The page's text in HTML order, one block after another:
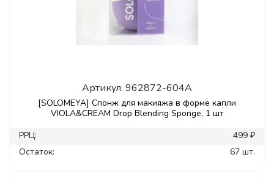
Артикул. 962872-604A
[SOLOMEYA] Спонж для макияжа в форме капли
VIOLA&CREAM Drop Blending Sponge, 1 шт
РРЦ:
499 ₽
Остаток:
67 шт.